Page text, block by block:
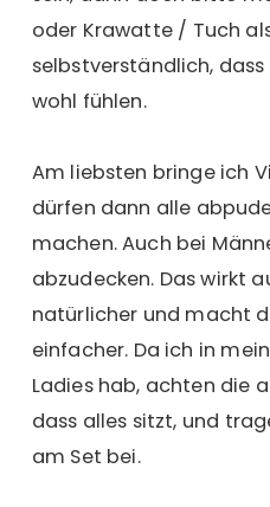
oder Krawatte / Tuch
selbstverständlich,
wohl fühlen.
Am liebsten bringe ich
dürfen dann alle
machen. Auch bei
abzudecken. Das wirkt
natürlicher und macht
einfacher. Da ich in
Ladies hab, achten die
dass alles sitzt, und
am Set bei.